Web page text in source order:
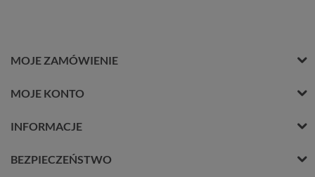
MOJE ZAMÓWIENIE
MOJE KONTO
INFORMACJE
BEZPIECZEŃSTWO